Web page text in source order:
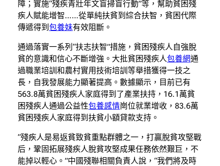
障；實施“殘疾青壯年文盲掃盲行動”等，幫助貧困殘
疾人賦能增智……從單純扶貧到綜合扶智，貧困代際
傳遞得到 包養妹有效阻斷。
通過落實一系列“扶志扶智”措施，貧困殘疾人自強脫
貧的意識和信心不斷增強。大批貧困殘疾人包養網通
過職業培訓和農村實用技術培訓等舉措獲得一技之
長，自我發展能力顯著提高。數據顯示，目前已有
563.8萬貧困殘疾人家庭得到了產業扶持，16.1萬貧
困殘疾人通過公益性包養感情崗位就業增收，83.6萬
貧困殘疾人家庭得到扶貧小額貸款支持。
“殘疾人是易返貧致貧重點群體之一，打贏脫貧攻堅戰
后，鞏固拓展殘疾人脫貧攻堅成果任務依然艱巨，不
能掉以輕心。”中國殘聯相關負責人說，“我們將及時